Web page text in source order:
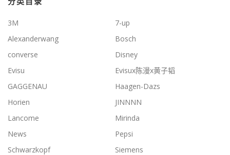
3M
7-up
Alexanderwang
Bosch
converse
Disney
Evisu
Evisux陈漫x黄子韬
GAGGENAU
Haagen-Dazs
Horien
JINNNN
Lancome
Mirinda
News
Pepsi
Schwarzkopf
Siemens